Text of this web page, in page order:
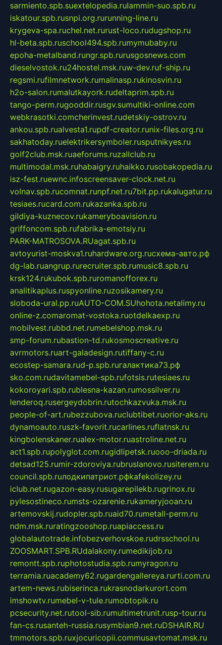
sarmiento.spb.suextelopedia.rulammin-suo.spb.ru
iskatour.spb.rusnpi.org.rurunning-line.ru
krygeva-spa.ruchel.net.rurust-loco.rudugshop.ru
hl-beta.spb.ruschool494.spb.rumymubaby.ru
epoha-metalband.rungr.spb.rurusgosnews.com
dieselvostok.ru24hostel.msk.ruw-dev.ruf-ship.ru
regsmi.rufilmnetwork.rumalinasp.rukinosvin.ru
h2o-salon.rumalutkayork.rudeltaprim.spb.ru
tango-perm.rugooddir.rusgv.sumultiki-online.com
webkrasotki.comcherinvest.rudetskiy-ostrov.ru
ankou.spb.rualvesta1.rupdf-creator.runix-files.org.ru
sakhatoday.ruelektrikersymboler.rusputnikyes.ru
golf2club.msk.ruaeforums.ruzallclub.ru
multimodal.msk.ruhabaigry.ruhaikko.rusobakopedia.ru
isz-fest.ruewnc.infoscreensaver-clock.net.ru
volnav.spb.rucomnat.runpf.net.ru7bit.pp.rukalugatur.ru
tesiaes.rucard.com.rukazanka.spb.ru
gildiya-kuznecov.rukameryboavision.ru
griffoncom.spb.rufabrika-emotsiy.ru
PARK-MATROSOVA.RUagat.spb.ru
avtoyurist-moskva1.ruhardware.org.ruсхема-авто.рф
dg-lab.ruangrup.rurecruiter.spb.rumusic8.spb.ru
krsk124.rukubok.spb.ruromanofforex.ru
analitikaplus.ruspyonline.ruzosikamery.ru
sloboda-ural.pp.ruAUTO-COM.SUhohota.netalimy.ru
online-z.comaromat-vostoka.ruotdelkaexp.ru
mobilvest.rubbd.net.rumebelshop.msk.ru
smp-forum.rubastion-td.rukosmoscreative.ru
avrmotors.ruart-galadesign.rutiffany-c.ru
ecostep-samara.rud-p.spb.ruгалактика73.рф
sko.com.rudavitamebel-spb.rufotsis.rutesiaes.ru
kokoroyari.spb.rublesna-kazan.rumossilver.ru
lenderoq.rusergeydobrin.rutochkazvuka.msk.ru
people-of-art.rubezzubova.ruclubtibet.ruorior-aks.ru
dynamoauto.ruszk-favorit.rucarlines.ruflatnsk.ru
kingbolenskaner.rualex-motor.ruastroline.net.ru
act1.spb.rupolyglot.com.rugidlipetsk.ruooo-driada.ru
detsad125.rumir-zdoroviya.rubruslanovo.rusiterem.ru
council.spb.ruлодкипатриот.рфkafekolizey.ru
iclub.net.rugazon-easy.rusugarepilekb.rugrinox.ru
pylesostineco.rumsts-ozarenie.rukameryjooan.ru
artemovskij.rudopler.spb.ruaid70.rumetall-perm.ru
ndm.msk.ruratingzooshop.ruapiaccess.ru
globalautotrade.infobezverhovskoe.rudrsschool.ru
ZOOSMART.SPB.RUdalakony.rumedikijob.ru
remontt.spb.ruphotostudia.spb.rumyragon.ru
terramia.ruacademy62.rugardengallereya.rurti.com.ru
artem-news.rubiserinca.rukrasnodarkurort.com
imshowtv.rumebel-v-tule.rumobtopik.ru
pcsecurity.net.rutool-sib.rumultimetrunit.rusp-tour.ru
fan-cs.rusanteh-russia.rusymbian9.net.ruDSHAIR.RU
tmmotors.spb.ruxjocuricopii.commusavtomat.msk.ru